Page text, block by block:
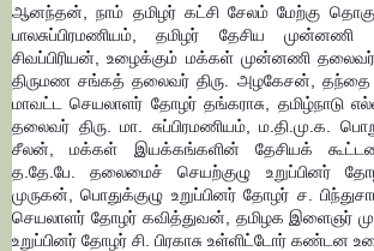
ஆனந்தன், நாம் தமிழர் கட்சி சேலம் மேற்கு
பாலசுப்பிரமணியம், தமிழர் தேசிய
சிவப்பிரியன், உழைக்கும் மக்கள் முன்னணி தலைவர்
திருமண சங்கத் தலைவர் திரு. அழகேசன், தந்தை
மாவட்ட செயலாளர் தோழர் தங்கராசு, தமிழ்நாடு
தலைவர் திரு. மா. சுப்பிரமணியம், ம.தி.மு.க.
சீலன், மக்கள் இயக்கங்களின் தேசியக்
த.தே.பே. தலைமைச் செயற்குழு உறுப்பினர்
முருகன், பொதுக்குழு உறுப்பினர் தோழர் ச.
செயலாளர் தோழர் கவித்துவன், தமிழக இளைஞர்
உறுப்பினர் தோழர் சி. பிரகாசு உள்ளிட்டோர் கண்டன